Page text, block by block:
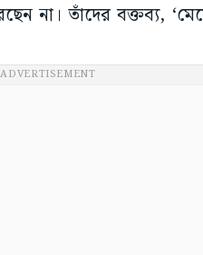
না। তাঁদের বক্তব্য,
ADVERTISEMENT